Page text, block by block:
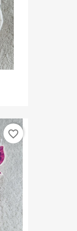
favorite_border